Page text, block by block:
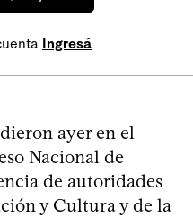
Ingresá
ayer en el
Nacional de
de autoridades
y Cultura y de la